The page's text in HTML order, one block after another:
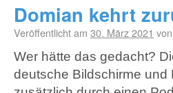
Domian kehrt
Veröffentlicht am 30. März 2021 von
Wer hätte das gedacht?
deutsche Bildschirme und